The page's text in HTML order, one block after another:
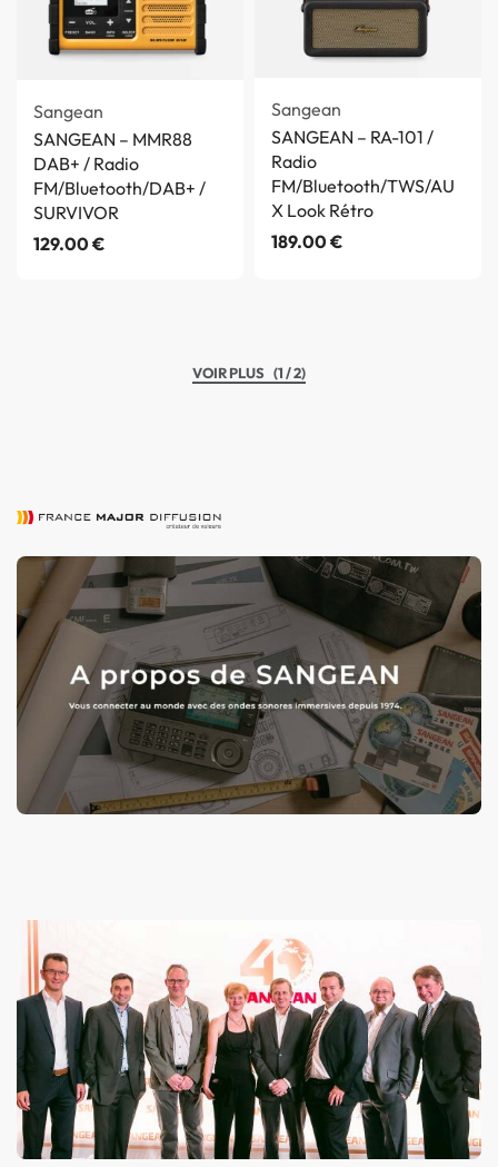
Sangean
SANGEAN – MMR88
DAB+ / Radio
FM/Bluetooth/DAB+ /
SURVIVOR
129.00€
Sangean
SANGEAN – RA-101 /
Radio
FM/Bluetooth/TWS/AU
X Look Rétro
189.00€
(1 / 2)